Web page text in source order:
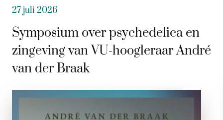
27 juli 2026
Symposium over psychedelica en
zingeving van VU-hoogleraar André
van der Braak